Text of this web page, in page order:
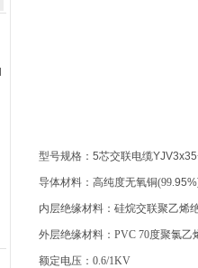
型号规格：5芯交联电缆
导体材料：高纯度无氧铜(99.
内层绝缘材料：硅烷交联聚乙烯
外层绝缘材料： PVC 70度聚氯乙
额定电压： 0.6/1KV